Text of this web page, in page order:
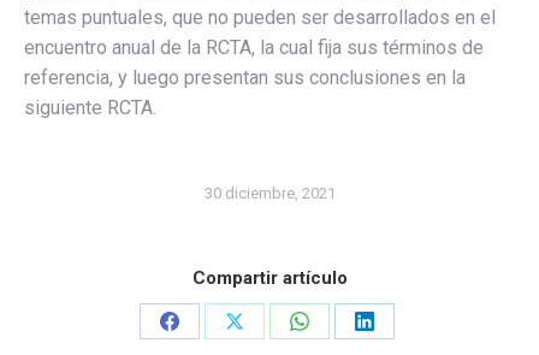
temas puntuales, que no pueden ser desarrollados en el
encuentro anual de la RCTA, la cual fija sus términos de
referencia, y luego presentan sus conclusiones en la
siguiente RCTA.
30 diciembre, 2021
Compartir artículo
Share
Share
Share
Share